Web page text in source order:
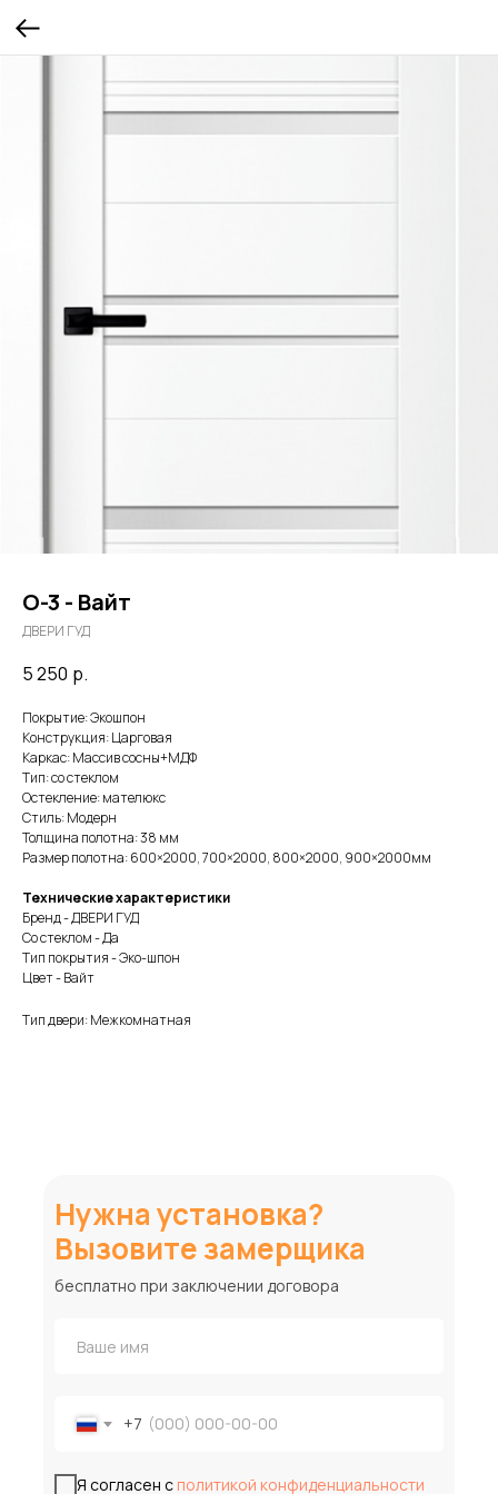
О-3 - Вайт
ДВЕРИ ГУД
5 250 р.
Покрытие: Экошпон
Конструкция: Царговая
Каркас: Массив сосны+МДФ
Тип: со стеклом
Остекление: мателюкс
Стиль: Модерн
Толщина полотна: 38 мм
Размер полотна: 600×2000, 700×2000, 800×2000, 900×2000мм
Технические характеристики
Бренд - ДВЕРИ ГУД
Со стеклом - Да
Тип покрытия - Эко-шпон
Цвет - Вайт
Тип двери: Межкомнатная
Нужна установка?
Вызовите замерщика
+7
Я согласен с политикой конфиденциальности
бесплатно при заключении договора